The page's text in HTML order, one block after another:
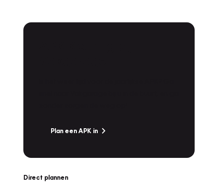
Plan een APK in
Direct plannen